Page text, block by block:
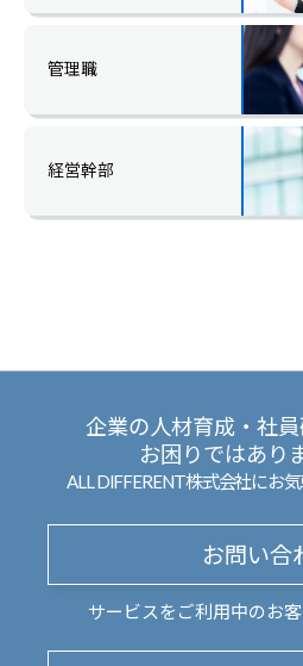
管理職
経営幹部
企業の人材育成・社員
お困りではあり
ALL DIFFERENT株式会社にお
お問い合
サービスをご利用中のお